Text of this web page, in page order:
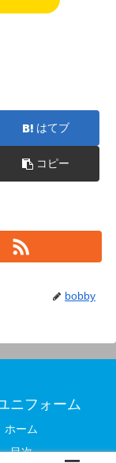
はてブ
コピー
bobby
ニフォーム
ホーム
目次